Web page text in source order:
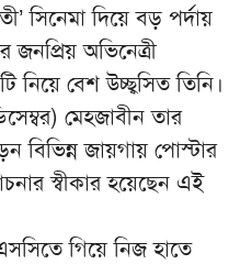
সিনেমা দিয়ে বড় পর্দায়
অভিনেত্রী
নিয়ে বেশ উচ্ছ্বসিত তিনি।
মেহজাবীন তার
বিভিন্ন জায়গায় পোস্টার
স্বীকার হয়েছেন এই
গিয়ে নিজ হাতে